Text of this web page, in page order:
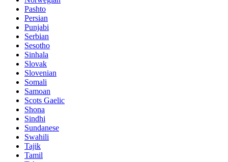
Pashto
Persian
Punjabi
Serbian
Sesotho
Sinhala
Slovak
Slovenian
Somali
Samoan
Scots Gaelic
Shona
Sindhi
Sundanese
Swahili
Tajik
Tamil